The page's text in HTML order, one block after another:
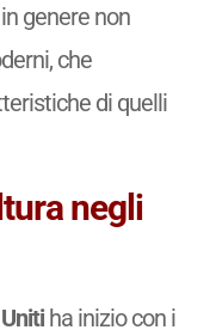
in genere non
che
di quelli
negli
ha inizio con i